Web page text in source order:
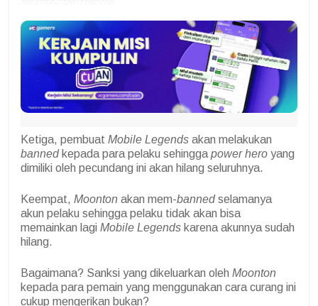
Ketiga, pembuat Mobile Legends akan melakukan
banned kepada para pelaku sehingga power hero yang
dimiliki oleh pecundang ini akan hilang seluruhnya.
Keempat, Moonton akan mem-bannedselamanya
akun pelaku sehingga pelaku tidak akan bisa
memainkan lagi Mobile Legends karena akunnya sudah
hilang.
Bagaimana? Sanksi yang dikeluarkan oleh Moonton
kepada para pemain yang menggunakan cara curang ini
cukup mengerikan bukan?